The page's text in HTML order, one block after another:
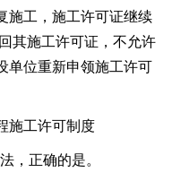
施工，施工许可证继续
其施工许可证，不允许
单位重新申领施工许可
施工许可制度
，正确的是。